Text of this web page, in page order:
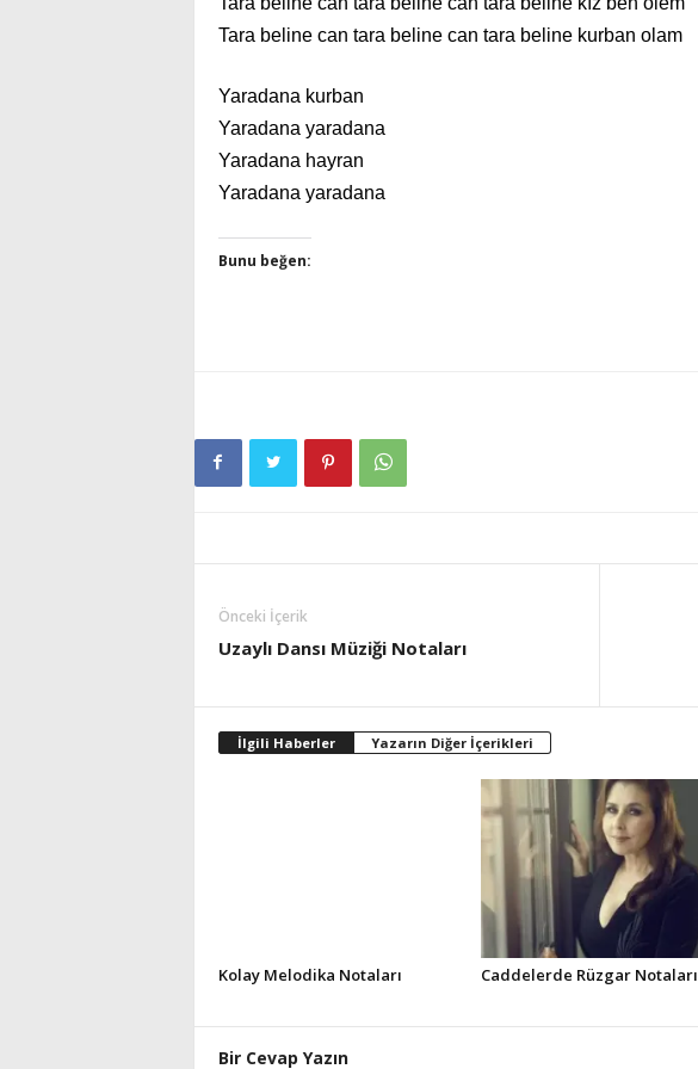
Tara beline can tara beline can tara beline kurban olam
Yaradana kurban
Yaradana yaradana
Yaradana hayran
Yaradana yaradana
Bunu beğen:
Önceki İçerik
Uzaylı Dansı Müziği Notaları
İlgili Haberler Yazarın Diğer İçerikleri
Kolay Melodika Notaları Caddelerde Rüzgar Notaları
Bir Cevap Yazın